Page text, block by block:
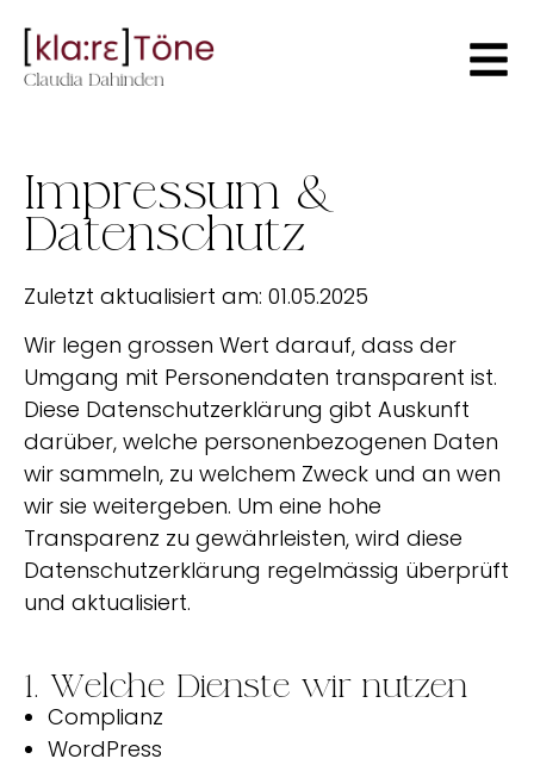
Impressum &
Datenschutz
Zuletzt aktualisiert am: 01.05.2025
Wir legen grossen Wert darauf, dass der
Umgang mit Personendaten transparent ist.
Diese Datenschutzerklärung gibt Auskunft
darüber, welche personenbezogenen Daten
wir sammeln, zu welchem Zweck und an wen
wir sie weitergeben. Um eine hohe
Transparenz zu gewährleisten, wird diese
Datenschutzerklärung regelmässig überprüft
und aktualisiert.
1. Welche Dienste wir nutzen
Complianz
WordPress